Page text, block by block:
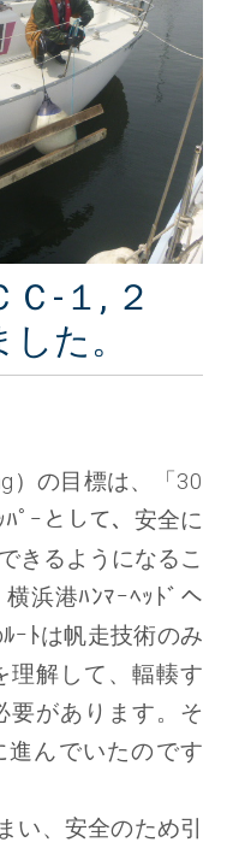
Ｃ-１, ２
た。
）の目標は、「30
ﾟｰとして、安全に
きるようになるこ
浜港ﾊﾝﾏｰﾍｯﾄﾞへ
ｰﾄは帆走技術のみ
理解して、輻輳す
要があります。そ
んでいたのです
い、安全のため引